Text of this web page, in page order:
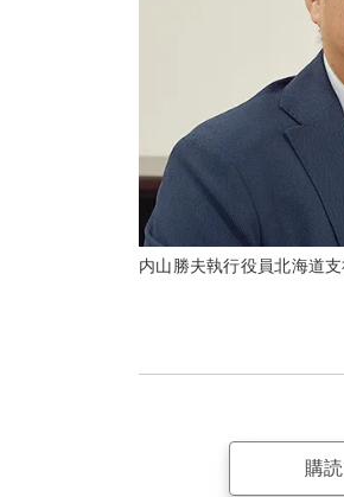
内山勝夫執行役員北海道
購